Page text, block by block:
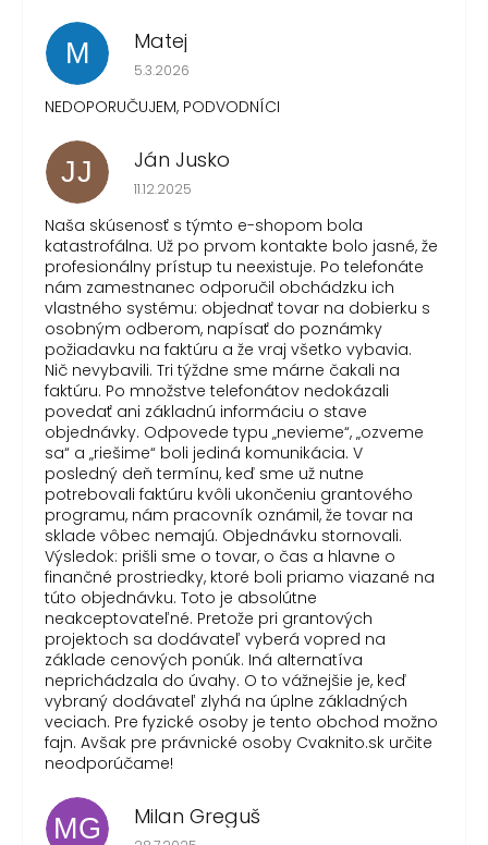
M Matej
Hodnotenie obchodu je 1 z 5 hviezdičiek.
5.3.2026
NEDOPORUČUJEM, PODVODNÍCI
JJ Ján Jusko
Hodnotenie obchodu je 1 z 5 hviezdičiek.
11.12.2025
Naša skúsenosť s týmto e-shopom bola
katastrofálna. Už po prvom kontakte bolo jasné, že
profesionálny prístup tu neexistuje. Po telefonáte
nám zamestnanec odporučil obchádzku ich
vlastného systému: objednať tovar na dobierku s
osobným odberom, napísať do poznámky
požiadavku na faktúru a že vraj všetko vybavia.
Nič nevybavili. Tri týždne sme márne čakali na
faktúru. Po množstve telefonátov nedokázali
povedať ani základnú informáciu o stave
objednávky. Odpovede typu „nevieme“, „ozveme
sa“ a „riešime“ boli jediná komunikácia. V
posledný deň termínu, keď sme už nutne
potrebovali faktúru kvôli ukončeniu grantového
programu, nám pracovník oznámil, že tovar na
sklade vôbec nemajú. Objednávku stornovali.
Výsledok: prišli sme o tovar, o čas a hlavne o
finančné prostriedky, ktoré boli priamo viazané na
túto objednávku. Toto je absolútne
neakceptovateľné. Pretože pri grantových
projektoch sa dodávateľ vyberá vopred na
základe cenových ponúk. Iná alternatíva
neprichádzala do úvahy. O to vážnejšie je, keď
vybraný dodávateľ zlyhá na úplne základných
veciach. Pre fyzické osoby je tento obchod možno
fajn. Avšak pre právnické osoby Cvaknito.sk určite
neodporúčame!
MG Milan Greguš
Hodnotenie obchodu je 5 z 5 hviezdičiek.